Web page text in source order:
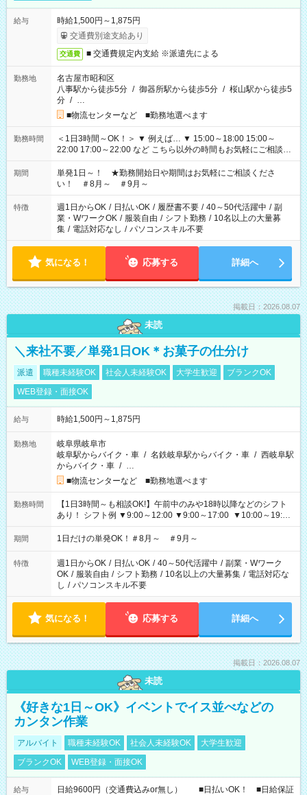
給与
時給1,500円～1,875円
交通費別途支給あり
交通費 ■ 交通費規定内支給 ※派遣先による
勤務地
名古屋市昭和区
八事駅から徒歩5分 / 御器所駅から徒歩5分 / 桜山駅から徒歩5
分 / …
■物流センターなど ■勤務地選べます
勤務時間
＜1日3時間～OK！＞ ▼ 例えば… ▼ 15:00～18:00 15:00～
22:00 17:00～22:00 など こちら以外の時間もお気軽にご相談く
ださい！
期間
単発1日～！ ★勤務開始日や期間はお気軽にご相談くださ
い！ ＃8月～ ＃9月～
特徴 週1日からOK / 日払いOK / 履歴書不要 / 40～50代活躍中 / 副
業・WワークOK / 服装自由 / シフト勤務 / 10名以上の大量募
集 / 電話対応なし / パソコンスキル不要
気になる！ 応募する 詳細へ
掲載日：2026.08.07
未読
＼来社不要／単発1日OK＊お菓子の仕分け
派遣 職種未経験OK 社会人未経験OK 大学生歓迎
ブランクOK
WEB登録・面接OK
給与 時給1,500円～1,875円
勤務地
岐阜県岐阜市
岐阜駅からバイク・車 / 名鉄岐阜駅からバイク・車 / 西岐阜駅
からバイク・車 / …
■物流センターなど ■勤務地選べます
勤務時間
【1日3時間～も相談OK!】午前中のみや18時以降などのシフト
あり！ シフト例 ▼9:00～12:00 ▼9:00～17:00 ▼10:00～19:00
▼18:00～21:00
期間 1日だけの単発OK！＃8月～ ＃9月～
特徴 週1日からOK / 日払いOK / 40～50代活躍中 / 副業・Wワーク
OK / 服装自由 / シフト勤務 / 10名以上の大量募集 / 電話対応な
し / パソコンスキル不要
気になる！ 応募する 詳細へ
掲載日：2026.08.07
未読
《好きな1日～OK》イベントでイス並べなどの
カンタン作業
アルバイト 職種未経験OK 社会人未経験OK
大学生歓迎
ブランクOK
WEB登録・面接OK
給与
日給9600円（交通費込みor無し） ■日払いOK！ ■日給保証